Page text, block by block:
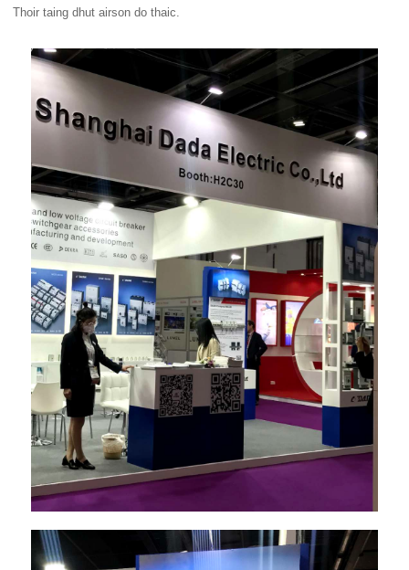
Thoir taing dhut airson do thaic.